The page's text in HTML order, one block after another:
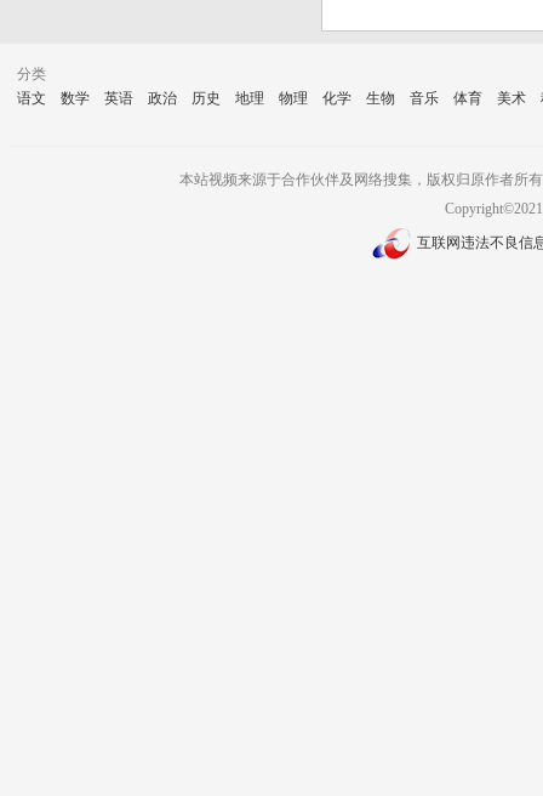
分类
语文
数学 英语 政治 历史 地理 物理 化学 生物 音乐 体育 美术
本站视频来源于合作伙伴及网络搜集，版权归原作者所
互联网违法不良信